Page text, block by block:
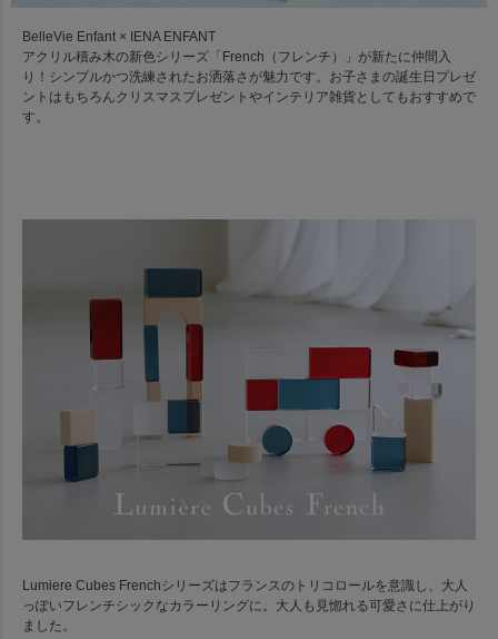
BelleVie Enfant × IENA ENFANT
アクリル積み木の新色シリーズ「French（フレンチ）」が新たに仲間入
り！シンプルかつ洗練されたお洒落さが魅力です。お子さまの誕生日プレゼ
ントはもちろんクリスマスプレゼントやインテリア雑貨としてもおすすめで
す。
Lumiere Cubes Frenchシリーズはフランスのトリコロールを意識し、大人
っぽいフレンチシックなカラーリングに。大人も見惚れる可愛さに仕上がり
ました。